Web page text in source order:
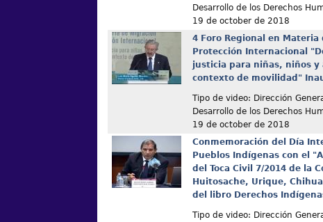
Desarrollo de los Derechos
19 de october de 2018
4 Foro Regional en Materia
Protección Internacional
justicia para niñas, niños y
contexto de movilidad"
Tipo de video: Dirección
Desarrollo de los Derechos
19 de october de 2018
Conmemoración del Día
Pueblos Indígenas con el
del Toca Civil 7/2014 de la
Huitosache, Urique,
del libro Derechos
Tipo de video: Dirección